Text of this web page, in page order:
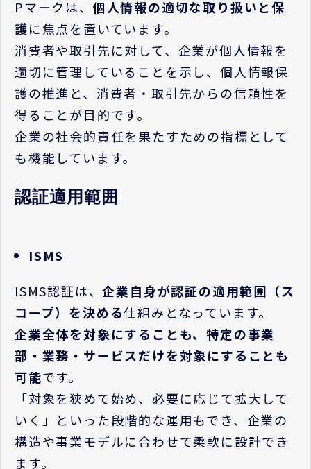
Pマークは、 個人情報の適切な取り扱いと保
護に焦点を置いています。
消費者や取引先に対して、企業が個人情報を
適切に管理していることを示し、個人情報保
護の推進と、消費者・取引先からの信頼性を
得ることが目的です。
企業の社会的責任を果たすための指標として
も機能しています。
認証適用範囲
ISMS
ISMS認証は、企業自身が認証の適用範囲（ス
コープ）を決める仕組みとなっています。
企業全体を対象にすることも、特定の事業
部・業務・サービスだけを対象にすることも
可能です。
「対象を狭めて始め、必要に応じて拡大して
いく」といった段階的な運用もでき、企業の
構造や事業モデルに合わせて柔軟に設計でき
ます。